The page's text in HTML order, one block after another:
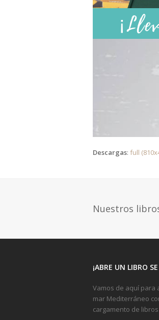
Descargas: full
Nuestros
¡ABRE UN LIBRO
Vamos de aquí para
mar Mediterráneo
cargamento de